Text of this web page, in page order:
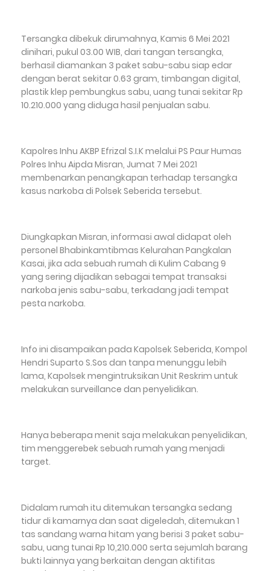
Tersangka dibekuk dirumahnya, Kamis 6 Mei 2021
dinihari, pukul 03.00 WIB, dari tangan tersangka,
berhasil diamankan 3 paket sabu-sabu siap edar
dengan berat sekitar 0.63 gram, timbangan digital,
plastik klep pembungkus sabu, uang tunai sekitar Rp
10.210.000 yang diduga hasil penjualan sabu.
Kapolres Inhu AKBP Efrizal S.I.K melalui PS Paur Humas
Polres Inhu Aipda Misran, Jumat 7 Mei 2021
membenarkan penangkapan terhadap tersangka
kasus narkoba di Polsek Seberida tersebut.
Diungkapkan Misran, informasi awal didapat oleh
personel Bhabinkamtibmas Kelurahan Pangkalan
Kasai, jika ada sebuah rumah di Kulim Cabang 9
yang sering dijadikan sebagai tempat transaksi
narkoba jenis sabu-sabu, terkadang jadi tempat
pesta narkoba.
Info ini disampaikan pada Kapolsek Seberida, Kompol
Hendri Suparto S.Sos dan tanpa menunggu lebih
lama, Kapolsek mengintruksikan Unit Reskrim untuk
melakukan surveillance dan penyelidikan.
Hanya beberapa menit saja melakukan penyelidikan,
tim menggerebek sebuah rumah yang menjadi
target.
Didalam rumah itu ditemukan tersangka sedang
tidur di kamarnya dan saat digeledah, ditemukan 1
tas sandang warna hitam yang berisi 3 paket sabu-
sabu, uang tunai Rp 10,210.000 serta sejumlah barang
bukti lainnya yang berkaitan dengan aktifitas